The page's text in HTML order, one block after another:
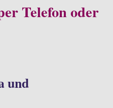
Telefon oder
und